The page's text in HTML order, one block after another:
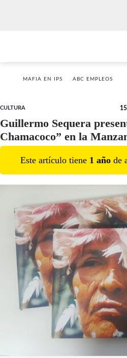
MAFIA EN IPS ABC EMPLEOS
CULTURA
Guillermo Sequera
Chamacoco” en la
Este artículo tiene 1 año de